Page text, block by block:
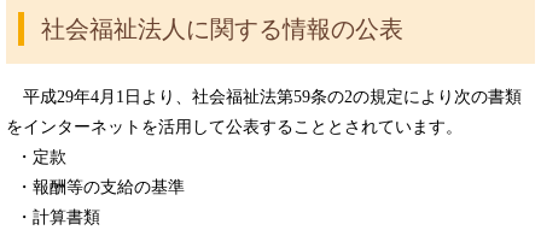
社会福祉法人に関する情報の公表
平成29年4月1日より、社会福祉法第59条の2の規定により次の書類
をインターネットを活用して公表することとされています。
・定款
・報酬等の支給の基準
・計算書類